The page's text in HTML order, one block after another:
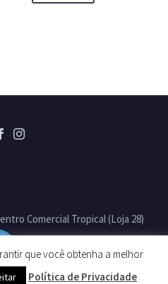
Comercial Tropical (Loja 28)
que você obtenha a melhor
Política de Privacidade